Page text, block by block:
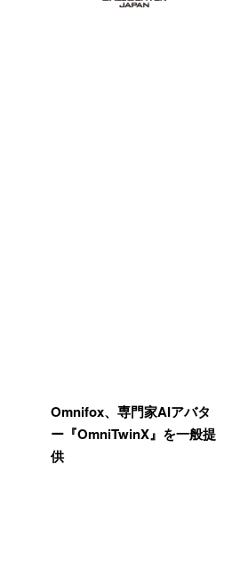
Omnifox、専門家AIアバタ
ー『OmniTwinX』を一般提
供